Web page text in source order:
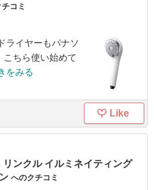
コミ
ライヤーもパナソ
ちら使い始めて
をみる
Like
ンクル イルミネイティング
へのクチコミ